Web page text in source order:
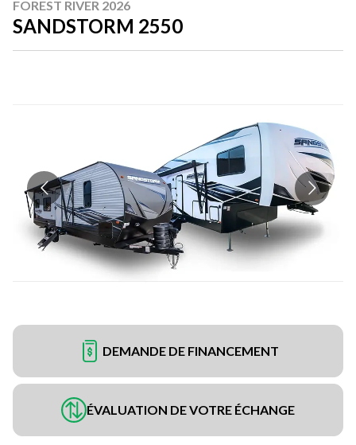
FOREST RIVER 2026
SANDSTORM 2550
DEMANDE DE FINANCEMENT
ÉVALUATION DE VOTRE ÉCHANGE